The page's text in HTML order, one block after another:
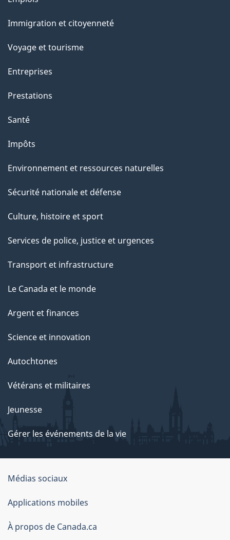
sujets
Immigration et citoyenneté
Voyage et tourisme
Entreprises
Prestations
Santé
Impôts
Environnement et ressources naturelles
Sécurité nationale et défense
Culture, histoire et sport
Services de police, justice et urgences
Transport et infrastructure
Le Canada et le monde
Argent et finances
Science et innovation
Autochtones
Vétérans et militaires
Jeunesse
Gérer les événements de la vie
Organisation
du
gouvernement
du
Médias sociaux
Applications mobiles
À propos de Canada.ca